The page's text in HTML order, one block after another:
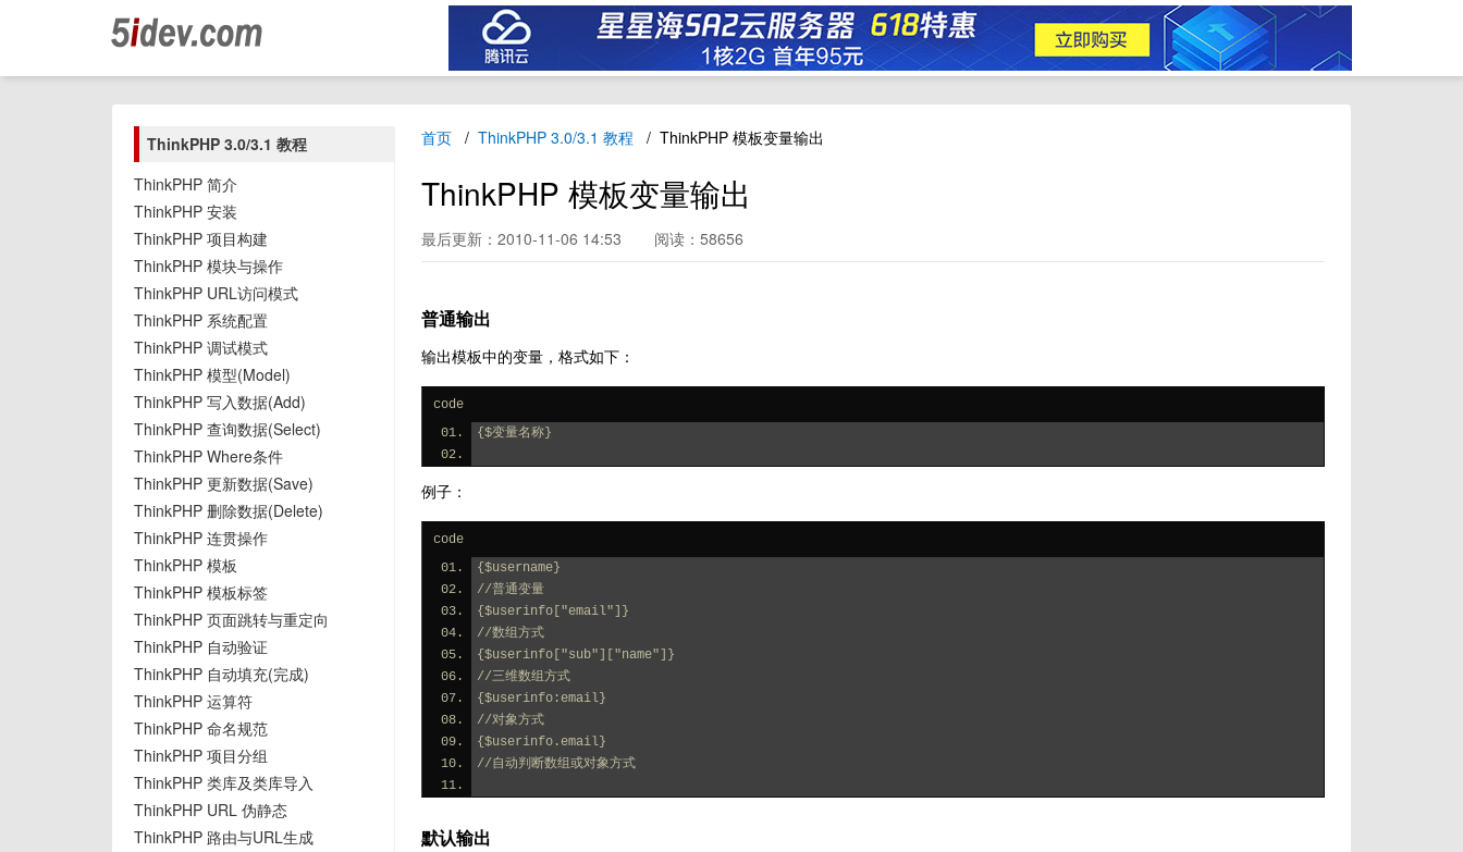
ThinkPHP 3.0/3.1 教程
ThinkPHP 简介
ThinkPHP 安装
ThinkPHP 项目构建
ThinkPHP 模块与操作
ThinkPHP URL访问模式
ThinkPHP 系统配置
ThinkPHP 调试模式
ThinkPHP 模型(Model)
ThinkPHP 写入数据(Add)
ThinkPHP 查询数据(Select)
ThinkPHP Where条件
ThinkPHP 更新数据(Save)
ThinkPHP 删除数据(Delete)
ThinkPHP 连贯操作
ThinkPHP 模板
ThinkPHP 模板标签
ThinkPHP 页面跳转与重定向
ThinkPHP 自动验证
ThinkPHP 自动填充(完成)
ThinkPHP 运算符
ThinkPHP 命名规范
ThinkPHP 项目分组
ThinkPHP 类库及类库导入
ThinkPHP URL 伪静态
ThinkPHP 路由与URL生成
首页 ThinkPHP 3.0/3.1 教程 ThinkPHP 模板变量输出
ThinkPHP 模板变量输出
最后更新：2010-11-06 14:53 阅读：58656
普通输出
输出模板中的变量，格式如下：
code
{$变量名称}
例子：
code
{$username}
//普通变量
{$userinfo["email"]}
//数组方式
{$userinfo["sub"]["name"]}
//三维数组方式
{$userinfo:email}
//对象方式
{$userinfo.email}
//自动判断数组或对象方式
默认输出